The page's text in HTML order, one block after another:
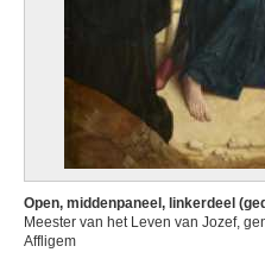
Open, middenpaneel, linkerdeel
Meester van het Leven van Jozef,
Affligem